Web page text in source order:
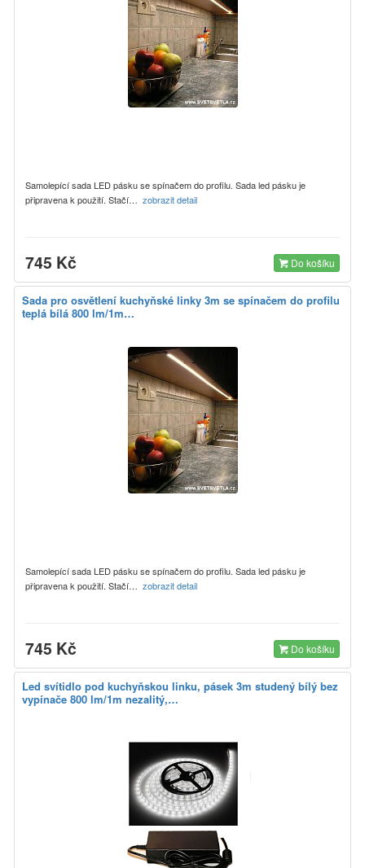
Samolepící sada LED pásku se spínačem do profilu. Sada led pásku je
připravena k použití. Stačí… zobrazit detail
745 Kč Do košíku
Sada pro osvětlení kuchyňské linky 3m se spínačem do profilu
teplá bílá 800 lm/1m…
Samolepící sada LED pásku se spínačem do profilu. Sada led pásku je
připravena k použití. Stačí… zobrazit detail
745 Kč Do košíku
Led svítidlo pod kuchyňskou linku, pásek 3m studený bílý bez
vypínače 800 lm/1m nezalitý,…